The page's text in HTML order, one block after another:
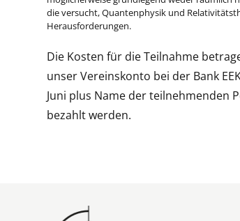
die versucht, Quantenphysik und
Herausforderungen.
Die Kosten für die Teilnahme
unser Vereinskonto bei der Bank
Juni plus Name der teilnehmenden
bezahlt werden.